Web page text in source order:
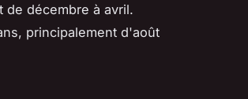
décembre à avril.
principalement d'août